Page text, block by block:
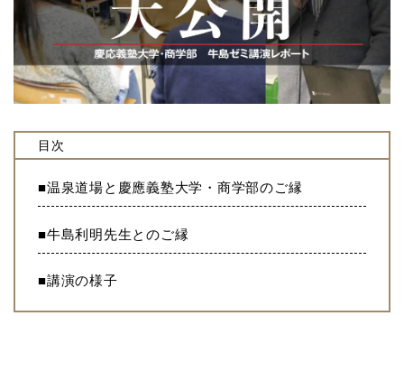
目次
■温泉道場と慶應義塾大学・商学部のご縁
■牛島利明先生とのご縁
■講演の様子